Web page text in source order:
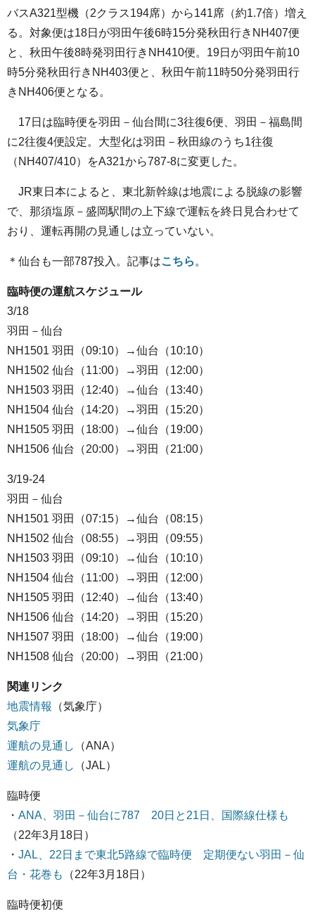
バスA321型機（2クラス194席）から141席（約1.7倍）増え
る。対象便は18日が羽田午後6時15分発秋田行きNH407便
と、秋田午後8時発羽田行きNH410便。19日が羽田午前10
時5分発秋田行きNH403便と、秋田午前11時50分発羽田行
きNH406便となる。
17日は臨時便を羽田－仙台間に3往復6便、羽田－福島間
に2往復4便設定。大型化は羽田－秋田線のうち1往復
（NH407/410）をA321から787-8に変更した。
JR東日本によると、東北新幹線は地震による脱線の影響
で、那須塩原－盛岡駅間の上下線で運転を終日見合わせて
おり、運転再開の見通しは立っていない。
＊仙台も一部787投入。記事はこちら 。
臨時便の運航スケジュール
3/18
羽田－仙台
NH1501 羽田（09:10）→仙台（10:10）
NH1502 仙台（11:00）→羽田（12:00）
NH1503 羽田（12:40）→仙台（13:40）
NH1504 仙台（14:20）→羽田（15:20）
NH1505 羽田（18:00）→仙台（19:00）
NH1506 仙台（20:00）→羽田（21:00）
3/19-24
羽田－仙台
NH1501 羽田（07:15）→仙台（08:15）
NH1502 仙台（08:55）→羽田（09:55）
NH1503 羽田（09:10）→仙台（10:10）
NH1504 仙台（11:00）→羽田（12:00）
NH1505 羽田（12:40）→仙台（13:40）
NH1506 仙台（14:20）→羽田（15:20）
NH1507 羽田（18:00）→仙台（19:00）
NH1508 仙台（20:00）→羽田（21:00）
関連リンク
地震情報
（気象庁）
気象庁
運航の見通し
（ANA）
運航の見通し
（JAL）
臨時便
・ ANA、羽田－仙台に787 20日と21日、国際線仕様も
（22年3月18日）
・ JAL、22日まで東北5路線で臨時便 定期便ない羽田－仙
台・花巻も
（22年3月18日）
臨時便初便